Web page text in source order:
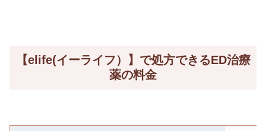
【elife(イーライフ）】で処方できるED治療
薬の料金